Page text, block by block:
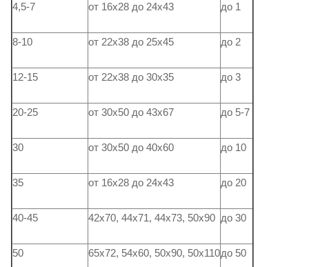
4,5-7 от 16х28 до 24х43 до 1
8-10 от 22х38 до 25х45 до 2
12-15 от 22х38 до 30х35 до 3
20-25 от 30х50 до 43х67 до 5-7
30 от 30х50 до 40х60 до 10
35 от 16х28 до 24х43 до 20
40-45 42х70, 44х71, 44х73, 50х90 до 30
50 65х72, 54х60, 50х90, 50х110до 50